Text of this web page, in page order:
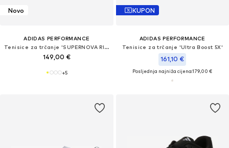
Novo
ADIDAS PERFORMANCE
Tenisice za trčanje 'SUPERNOVA RISE 3'
149,00 €
+5
KUPON
ADIDAS PERFORMANCE
Tenisice za trčanje 'Ultra Boost 5X'
161,10 €
Posljednja najniža cijena:179,00 €